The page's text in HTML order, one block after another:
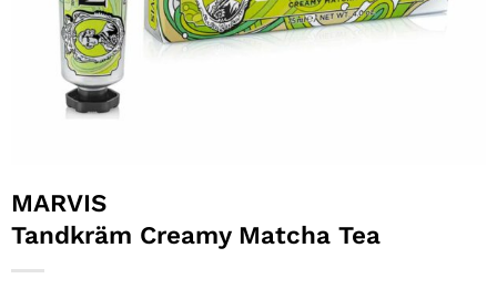
MARVIS
Tandkräm Creamy Matcha Tea